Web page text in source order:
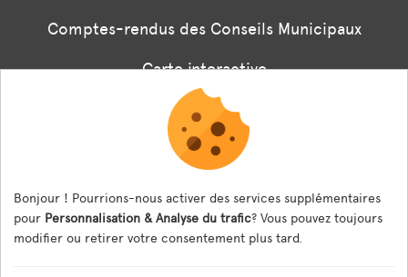
Comptes-rendus des Conseils Municipaux
Carte interactive
Associations
Formulaire panneaux digitaux
Les menus de la cantine
Documents règlementaires
Bonjour ! Pourrions-nous activer des services supplémentaires
pour Personnalisation & Analyse du trafic? Vous pouvez toujours
modifier ou retirer votre consentement plus tard.